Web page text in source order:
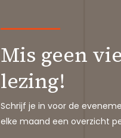
Mis geen
lezing!
Schrijf je in voor de
elke maand een overzicht